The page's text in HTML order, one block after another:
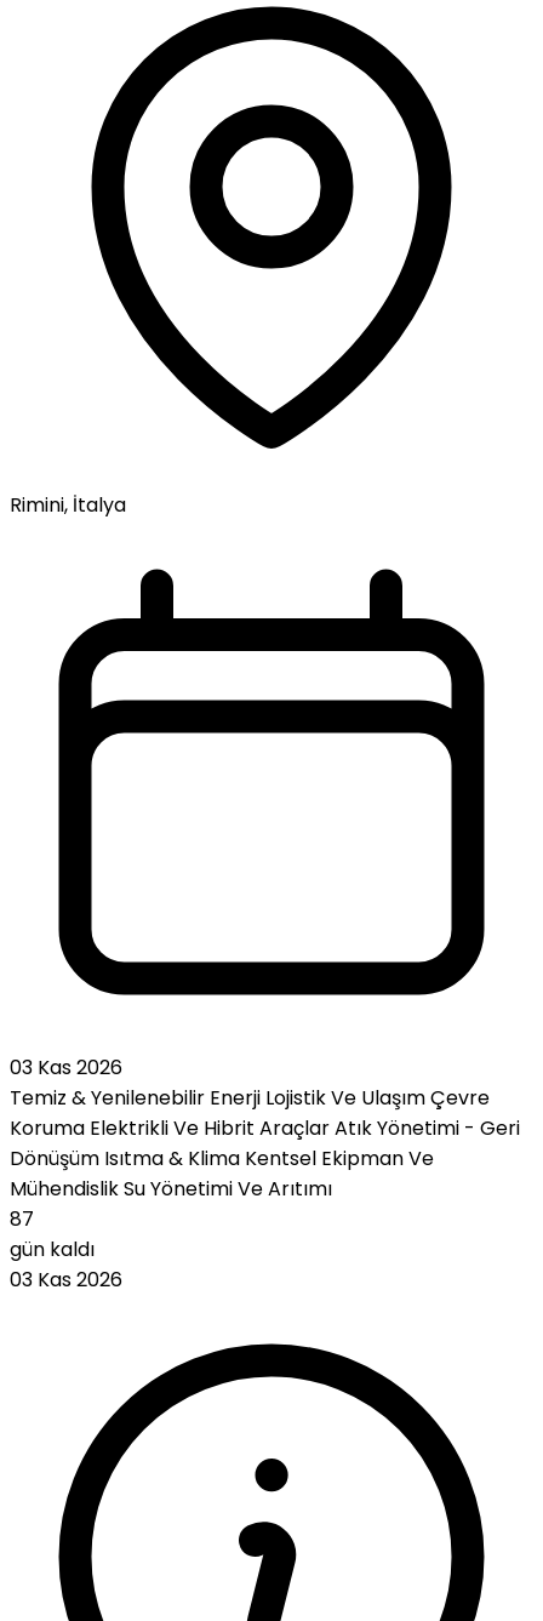
Rimini, İtalya
03 Kas 2026
Temiz & Yenilenebilir Enerji Lojistik Ve UlaşımÇevre
Koruma Elektrikli Ve Hibrit AraçlarAtık Yönetimi - Geri
Dönüşüm Isıtma & Klima Kentsel Ekipman Ve
MühendislikSu Yönetimi Ve Arıtımı
87
gün kaldı
03 Kas 2026